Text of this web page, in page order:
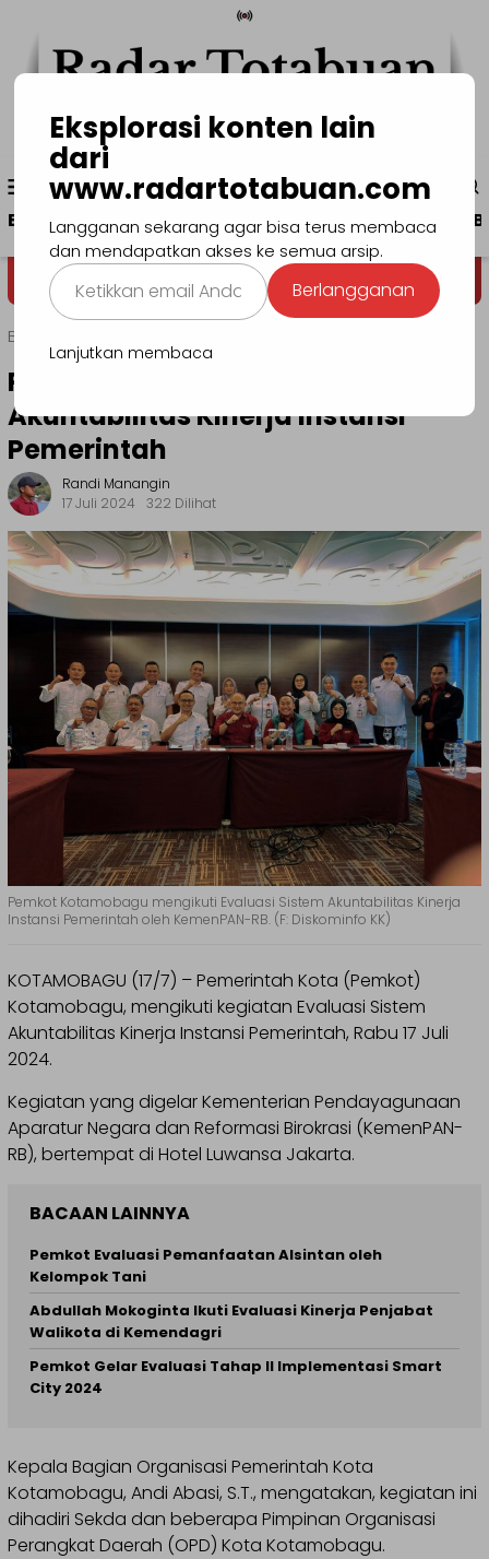
konten
Menu
Mobile
www.radartotabuan.com
Beranda Kotamobagu Bolmong Boltim
Dega' Niondon Selamat
Beranda
Pemkot Ikuti Evaluasi Sistem
Akuntabilitas Kinerja Instansi
Pemerintah
Randi Manangin
17 Juli 2024
322 Dilihat
Pemkot Kotamobagu mengikuti Evaluasi Sistem Akuntabilitas Kinerja
Instansi Pemerintah oleh KemenPAN-RB. (F: Diskominfo KK)
KOTAMOBAGU (17/7) – Pemerintah Kota (Pemkot)
Kotamobagu, mengikuti kegiatan Evaluasi Sistem
Akuntabilitas Kinerja Instansi Pemerintah, Rabu 17 Juli
2024.
Kegiatan yang digelar Kementerian Pendayagunaan
Aparatur Negara dan Reformasi Birokrasi (KemenPAN-
RB), bertempat di Hotel Luwansa Jakarta.
BACAAN LAINNYA
Pemkot Evaluasi Pemanfaatan Alsintan oleh
Kelompok Tani
Abdullah Mokoginta Ikuti Evaluasi Kinerja Penjabat
Walikota di Kemendagri
Pemkot Gelar Evaluasi Tahap II Implementasi Smart
City 2024
Kepala Bagian Organisasi Pemerintah Kota
Kotamobagu, Andi Abasi, S.T., mengatakan, kegiatan ini
dihadiri Sekda dan beberapa Pimpinan Organisasi
Perangkat Daerah (OPD) Kota Kotamobagu.
Eksplorasi konten lain
dari
www.radartotabuan.com
Langganan sekarang agar bisa terus membaca
dan mendapatkan akses ke semua arsip.
Ketikkan
email
Anda...
Berlangganan
Lanjutkan membaca